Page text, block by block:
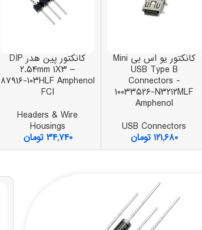
کانکتور یو اس بی Mini
USB Type B
Connectors -
۱۰۰۳۳۵۲۶-N۳۲۱۲MLF
Amphenol
USB Connectors
۱۲۱,۶۸۰ تومان
کانکتور پین هدر DIP
۲.۵۴mm ۱X۳ –
۸۷۹۱۶-۱۰۳HLF Amphenol
FCI
Headers & Wire
Housings
۳۴,۷۴۰ تومان